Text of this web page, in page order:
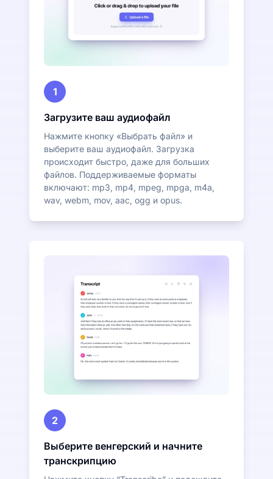
1
Загрузите ваш аудиофайл
Нажмите кнопку «Выбрать файл» и
выберите ваш аудиофайл. Загрузка
происходит быстро, даже для больших
файлов. Поддерживаемые форматы
включают: mp3, mp4, mpeg, mpga, m4a,
wav, webm, mov, aac, ogg и opus.
2
Выберите венгерский и начните
транскрипцию